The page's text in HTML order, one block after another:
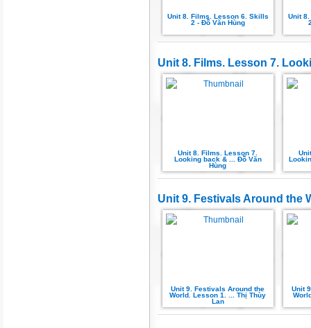
Unit 8. Films. Lesson 6. Skills
2 - Đỗ Văn Hùng
Unit
Unit 8. Films. Lesson 7.
Unit 8. Films. Lesson 7.
Looking back & ... Đỗ Văn
Hùng
Unit 9. Festivals Around the
Unit 9. Festivals Around the
World. Lesson 1. ... Thị Thùy
Lan
Unit